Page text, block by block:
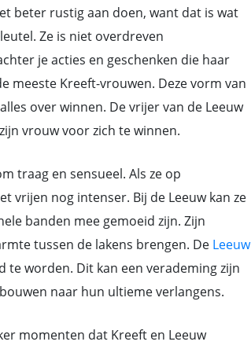
beter rustig aan doen, want dat is wat
Ze is niet overdreven
je acties en geschenken die haar
meeste Kreeft-vrouwen. Deze vorm van
over winnen. De vrijer van de Leeuw
vrouw voor zich te winnen.
traag en sensueel. Als ze op
vrijen nog intenser. Bij de Leeuw kan ze
banden mee gemoeid zijn. Zijn
tussen de lakens brengen. De Leeuw
te worden. Dit kan een verademing zijn
naar hun ultieme verlangens.
momenten dat Kreeft en Leeuw